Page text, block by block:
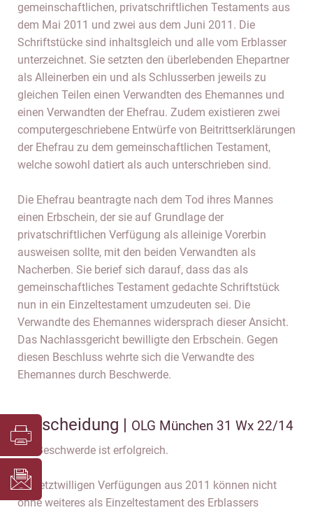
gemeinschaftlichen, privatschriftlichen Testaments aus
dem Mai 2011 und zwei aus dem Juni 2011. Die
Schriftstücke sind inhaltsgleich und alle vom Erblasser
unterzeichnet. Sie setzten den überlebenden Ehepartner
als Alleinerben ein und als Schlusserben jeweils zu
gleichen Teilen einen Verwandten des Ehemannes und
einen Verwandten der Ehefrau. Zudem existieren zwei
computergeschriebene Entwürfe von Beitrittserklärungen
der Ehefrau zu dem gemeinschaftlichen Testament,
welche sowohl datiert als auch unterschrieben sind.
Die Ehefrau beantragte nach dem Tod ihres Mannes
einen Erbschein, der sie auf Grundlage der
privatschriftlichen Verfügung als alleinige Vorerbin
ausweisen sollte, mit den beiden Verwandten als
Nacherben. Sie berief sich darauf, dass das als
gemeinschaftliches Testament gedachte Schriftstück
nun in ein Einzeltestament umzudeuten sei. Die
Verwandte des Ehemannes widersprach dieser Ansicht.
Das Nachlassgericht bewilligte den Erbschein. Gegen
diesen Beschluss wehrte sich die Verwandte des
Ehemannes durch Beschwerde.
Entscheidung | OLG München 31 Wx 22/14
Die Beschwerde ist erfolgreich.
Die letztwilligen Verfügungen aus 2011 können nicht
ohne weiteres als Einzeltestament des Erblassers